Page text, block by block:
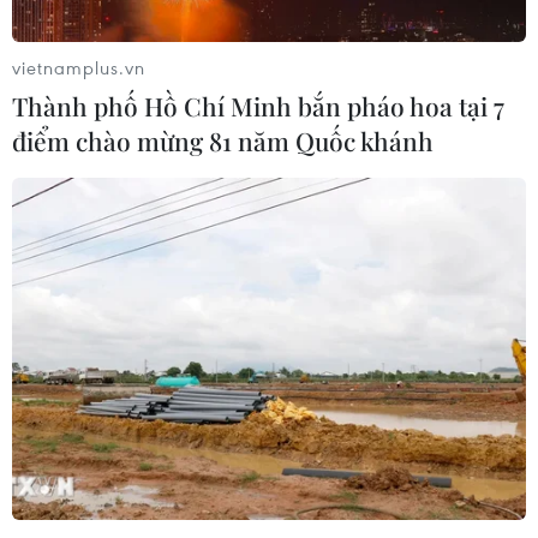
Đầu tư cảng hàng không, sân bay không
thể hòa vốn trong vài ba năm
05/11/2022 02:02
Các cảng hàng không, sân bay của Việt Nam rất ít sân
bay có lãi, ngoài những sân bay lớn như ở Hà Nội,
Thành phố Hồ Chí Minh, Đà Nẵng.
vietnamplus.vn
Thành phố Hồ Chí Minh bắn pháo hoa tại 7
điểm chào mừng 81 năm Quốc khánh